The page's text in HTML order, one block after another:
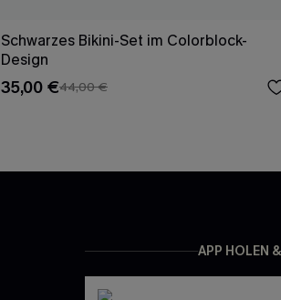
Schwarzes Bikini-Set im Colorblock-
Design
35,00 €44,00 €
APP HOLEN